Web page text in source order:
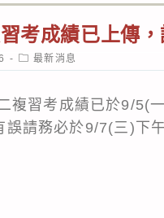
考成績已上傳
Post
category:
最新消息
複習考成績已於9/5(
誤請務必於9/7(三)下